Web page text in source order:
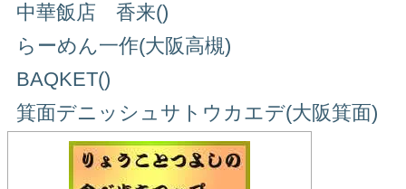
中華飯店 香来()
らーめん一作(大阪高槻)
BAQKET()
箕面デニッシュサトウカエデ(大阪箕面)